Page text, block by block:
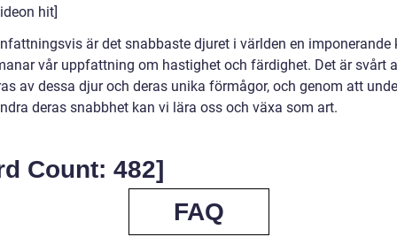
hit]
är det snabbaste djuret i världen en imponerande
vår uppfattning om hastighet och färdighet. Det är svårt
av dessa djur och deras unika förmågor, och genom att
deras snabbhet kan vi lära oss och växa som art.
Count: 482]
FAQ